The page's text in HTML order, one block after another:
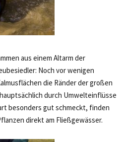
aus einem Altarm der
Noch vor wenigen
die Ränder der großen
durch Umwelteinflüsse
besonders gut schmeckt, finden
direkt am Fließgewässer.